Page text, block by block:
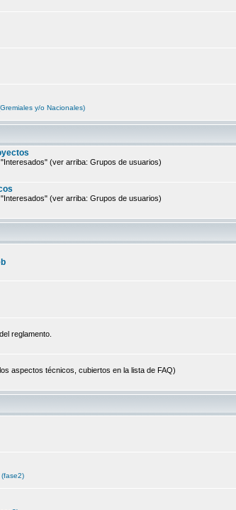
y/o Nacionales)
(ver arriba: Grupos de usuarios)
(ver arriba: Grupos de usuarios)
reglamento.
aspectos técnicos, cubiertos en la lista de FAQ)
(fase2)